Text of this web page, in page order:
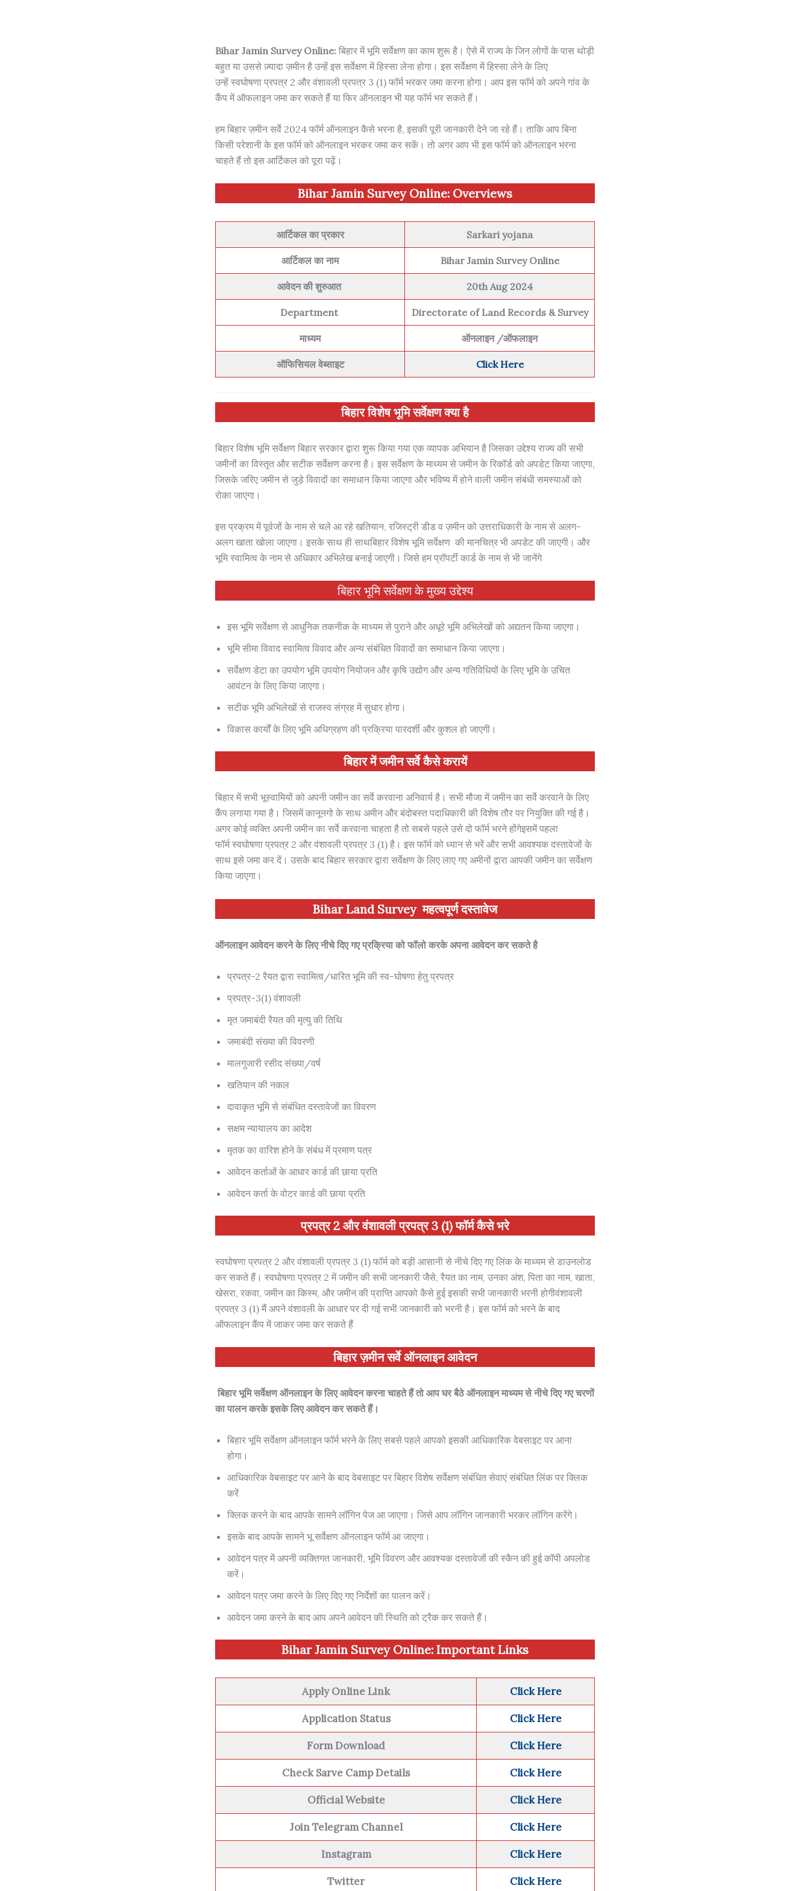
Bihar Jamin Survey Online: बिहार में भूमि सर्वेक्षण का काम शुरू है। ऐसे में राज्य के जिन लोगों के पास थोड़ी
बहुत या उससे ज़्यादा ज़मीन है उन्हें इस सर्वेक्षण में हिस्सा लेना होगा। इस सर्वेक्षण में हिस्सा लेने के लिए
उन्हें स्वघोषणा प्रपत्र 2 और वंशावली प्रपत्र 3 (1) फॉर्म भरकर जमा करना होगा। आप इस फॉर्म को अपने गांव के
कैंप में ऑफलाइन जमा कर सकते हैं या फिर ऑनलाइन भी यह फॉर्म भर सकते हैं।
हम बिहार ज़मीन सर्वे 2024 फॉर्म ऑनलाइन कैसे भरना है, इसकी पूरी जानकारी देने जा रहे हैं। ताकि आप बिना
किसी परेशानी के इस फॉर्म को ऑनलाइन भरकर जमा कर सकें। तो अगर आप भी इस फॉर्म को ऑनलाइन भरना
चाहते हैं तो इस आर्टिकल को पूरा पढ़ें।
Bihar Jamin Survey Online: Overviews
आर्टिकल का प्रकार Sarkari yojana
आर्टिकल का नाम Bihar Jamin Survey Online
आवेदन की शुरुआत 20th Aug 2024
Department Directorate of Land Records & Survey
माध्यम ऑनलाइन /ऑफलाइन
ऑफिसियल वेब्साइट Click Here
बिहार विशेष भूमि सर्वेक्षणक्या है
बिहार विशेष भूमि सर्वेक्षण बिहार सरकार द्वारा शुरू किया गया एक व्यापक अभियान है जिसका उद्देश्य राज्य की सभी
जमीनों का विस्तृत और सटीक सर्वेक्षण करना है। इस सर्वेक्षण के माध्यम से जमीन के रिकॉर्ड को अपडेट किया जाएगा,
जिसके जरिए जमीन से जुड़े विवादों का समाधान किया जाएगा और भविष्य में होने वाली जमीन संबंधी समस्याओं को
रोका जाएगा।
इस प्रक्रम में पूर्वजों के नाम से चले आ रहे खतियान, रजिस्ट्री डीड व ज़मीन को उत्तराधिकारी के नाम से अलग-
अलग खाता खोला जाएगा। इसके साथ ही साथबिहार विशेष भूमि सर्वेक्षण की मानचित्र भी अपडेट की जाएगी। और
भूमि स्वामित्व के नाम से अधिकार अभिलेख बनाई जाएगी। जिसे हम प्रॉपर्टी कार्ड के नाम से भी जानेंगे
बिहार भूमि सर्वेक्षण के मुख्य उद्देश्य
इस भूमि सर्वेक्षण से आधुनिक तकनीक के माध्यम से पुराने और अधूरे भूमि अभिलेखों को अद्यतन किया जाएगा।
भूमि सीमा विवाद स्वामित्व विवाद और अन्य संबंधित विवादों का समाधान किया जाएगा।
सर्वेक्षण डेटा का उपयोग भूमि उपयोग नियोजन और कृषि उद्योग और अन्य गतिविधियों के लिए भूमि के उचित
आवंटन के लिए किया जाएगा।
सटीक भूमि अभिलेखों से राजस्व संग्रह में सुधार होगा।
विकास कार्यों के लिए भूमि अधिग्रहण की प्रक्रिया पारदर्शी और कुशल हो जाएगी।
बिहार में जमीन सर्वे कैसे करायें
बिहार में सभी भूस्वामियों को अपनी जमीन का सर्वे करवाना अनिवार्य है। सभी मौजा में जमीन का सर्वे करवाने के लिए
कैंप लगाया गया है। जिसमें कानूनगो के साथ अमीन और बंदोबस्त पदाधिकारी की विशेष तौर पर नियुक्ति की गई है।
अगर कोई व्यक्ति अपनी जमीन का सर्वे करवाना चाहता है तो सबसे पहले उसे दो फॉर्म भरने होंगेइसमें पहला
फॉर्म स्वघोषणा प्रपत्र 2 और वंशावली प्रपत्र 3 (1) है। इस फॉर्म को ध्यान से भरें और सभी आवश्यक दस्तावेजों के
साथ इसे जमा कर दें। उसके बाद बिहार सरकार द्वारा सर्वेक्षण के लिए लाए गए अमीनों द्वारा आपकी जमीन का सर्वेक्षण
किया जाएगा।
Bihar Land Survey महत्वपूर्ण दस्तावेज
ऑनलाइन आवेदन करने के लिए नीचे दिए गए प्रक्रिया को फॉलो करके अपना आवेदन कर सकते है
प्रपत्र-2 रैयत द्वारा स्वामित्व/धारित भूमि की स्व-घोषणा हेतु प्रपत्र
प्रपत्र-3(1) वंशावली
मृत जमाबंदी रैयत की मृत्यु की तिथि
जमाबंदी संख्या की विवरणी
मालगुजारी रसीद संख्या/वर्ष
खतियान की नकल
दावाकृत भूमि से संबंधित दस्तावेजों का विवरण
सक्षम न्यायालय का आदेश
मृतक का वारिश होने के संबंध में प्रमाण पत्र
आवेदन कर्ताओं के आधार कार्ड की छाया प्रति
आवेदन कर्ता के वोटर कार्ड की छाया प्रति
प्रपत्र 2 और वंशावली प्रपत्र 3 (1) फॉर्म कैसे भरे
स्वघोषणा प्रपत्र 2 और वंशावली प्रपत्र 3 (1) फॉर्म को बड़ी आसानी से नीचे दिए गए लिंक के माध्यम से डाउनलोड
कर सकते हैं। स्वघोषणा प्रपत्र 2 में जमीन की सभी जानकारी जैसे, रैयत का नाम, उनका अंश, पिता का नाम, खाता,
खेसरा, रकवा, जमीन का किस्म, और जमीन की प्राप्ति आपको कैसे हुई इसकी सभी जानकारी भरनी होगीवंशावली
प्रपत्र 3 (1) मैं अपने वंशावली के आधार पर दी गई सभी जानकारी को भरनी है। इस फॉर्म को भरने के बाद
ऑफलाइन कैंप में जाकर जमा कर सकते हैं
बिहार ज़मीन सर्वे ऑनलाइन आवेदन
बिहार भूमि सर्वेक्षण ऑनलाइनके लिए आवेदन करना चाहते हैं तो आप घर बैठे ऑनलाइन माध्यम से नीचे दिए गए चरणों
का पालन करके इसके लिए आवेदन कर सकते हैं।
बिहार भूमि सर्वेक्षण ऑनलाइन फॉर्म भरने के लिए सबसे पहले आपको इसकी आधिकारिक वेबसाइट पर आना
होगा।
आधिकारिक वेबसाइट पर आने के बाद वेबसाइट पर बिहार विशेष सर्वेक्षण संबंधित सेवाएं संबंधित लिंक पर क्लिक
करें
क्लिक करने के बाद आपके सामने लॉगिन पेज आ जाएगा। जिसे आप लॉगिन जानकारी भरकर लॉगिन करेंगे।
इसके बाद आपके सामने भू सर्वेक्षण ऑनलाइन फॉर्म आ जाएगा।
आवेदन पत्र में अपनी व्यक्तिगत जानकारी, भूमि विवरण और आवश्यक दस्तावेजों की स्कैन की हुई कॉपी अपलोड
करें।
आवेदन पत्र जमा करने के लिए दिए गए निर्देशों का पालन करें।
आवेदन जमा करने के बाद आप अपने आवेदन की स्थिति को ट्रैक कर सकते हैं।
Bihar Jamin Survey Online: Important Links
Apply Online Link Click Here
Application Status Click Here
Form Download Click Here
Check Sarve Camp Details Click Here
Official Website Click Here
Join Telegram Channel Click Here
Instagram Click Here
Twitter Click Here